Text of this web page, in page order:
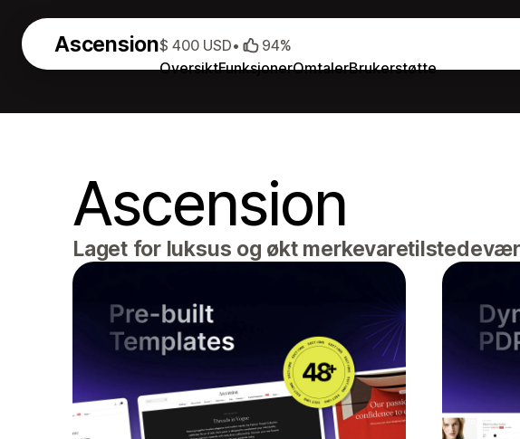
Ascension
OversiktFunksjonerOmtalerBrukerstøtte
$ 400 USD• 94%
Ascension
Laget for luksus og økt